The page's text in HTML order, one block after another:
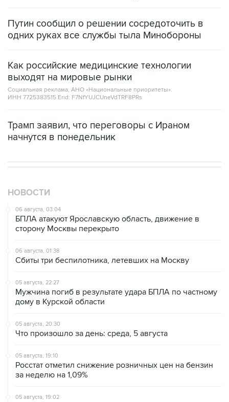
Путин сообщил о решении сосредоточить в
одних руках все службы тыла Минобороны
Как российские медицинские технологии
выходят на мировые рынки
Социальная реклама, АНО «Национальные приоритеты».
ИНН 7725383515 Erid: F7NfYUJCUneVdTRF8PRs
Трамп заявил, что переговоры с Ираном
начнутся в понедельник
НОВОСТИ
06 августа, 03:04
БПЛА атакуют Ярославскую область, движение в
сторону Москвы перекрыто
06 августа, 01:38
Сбиты три беспилотника, летевших на Москву
05 августа, 22:27
Мужчина погиб в результате удара БПЛА по частному
дому в Курской области
05 августа, 20:30
Что произошло за день: среда, 5 августа
05 августа, 19:10
Росстат отметил снижение розничных цен на бензин
за неделю на 1,09%
05 августа, 19:02